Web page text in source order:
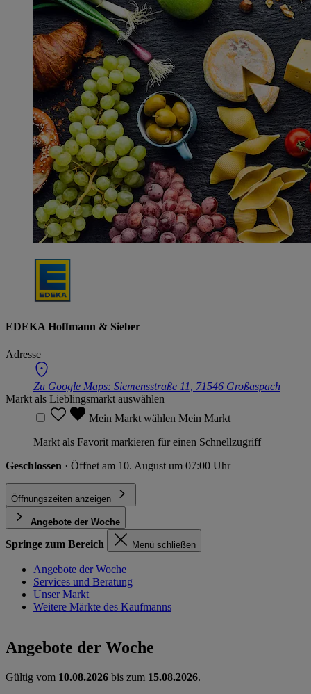
EDEKA Hoffmann & Sieber
Adresse
Zu Google Maps: Siemensstraße 11, 71546 Großaspach
Markt als Lieblingsmarkt auswählen
Mein Markt wählen Mein Markt
Markt als Favorit markieren für einen Schnellzugriff
Geschlossen · Öffnet am 10. August um 07:00 Uhr
Öffnungszeiten anzeigen
Angebote der Woche
Springe zum Bereich Menü schließen
Angebote der Woche
Services und Beratung
Unser Markt
Weitere Märkte des Kaufmanns
Angebote der Woche
Gültig vom 10.08.2026 bis zum 15.08.2026.